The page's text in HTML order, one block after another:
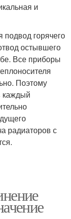
и
подвод горячего
остывшего
Все приборы
Поэтому
каждый
радиаторов с